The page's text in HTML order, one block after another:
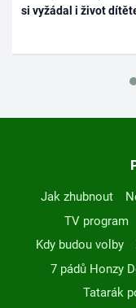
si vyžádal i život
Jak zhubnout
TV program
Kdy budou volby
7 pádů Honzy
Tatarák